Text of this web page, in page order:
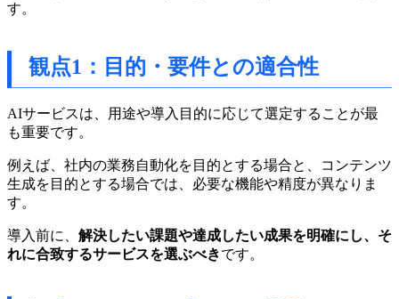
す。
観点1：目的・要件との適合性
AIサービスは、用途や導入目的に応じて選定することが最
も重要です。
例えば、社内の業務自動化を目的とする場合と、コンテンツ
生成を目的とする場合では、必要な機能や精度が異なりま
す。
導入前に、 解決したい課題や達成したい成果を明確にし、そ
れに合致するサービスを選ぶべきです。